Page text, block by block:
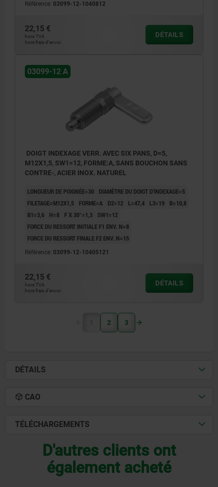
Référence: 03099-12-1040812
22,15 €
hors TVA
hors frais d’envoi
DÉTAILS
03099-12 A
DOIGT INDEXAGE VERR. AVEC SIX PANS, D=5,
M12X1,5, SW1=12, FORME:A, SANS BOUCHON SANS
CONTRE-, ACIER INOX. NATUREL
LONGUEUR DE POIGNÉE=30
DIAMÈTRE DU DOIGT D'INDEXAGE=5
FILETAGE=M12X1,5
FORME=A D2=12 L=47,4 L3=19
B=10,8
B1=3,6
H=8 F X 30°=1,3
SW1=12
FORCE DU RESSORT INITIALE F1 ENV. N=8
FORCE DU RESSORT FINALE F2 ENV. N=15
Référence: 03099-12-10405121
22,15 €
hors TVA
hors frais d’envoi
DÉTAILS
1 2 3
DÉTAILS
CAO
TÉLÉCHARGEMENTS
D'autres clients ont
également acheté